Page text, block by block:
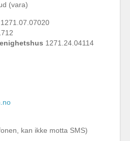
(vara)
1271.07.07020
1271.24.04114
kan ikke motta SMS)